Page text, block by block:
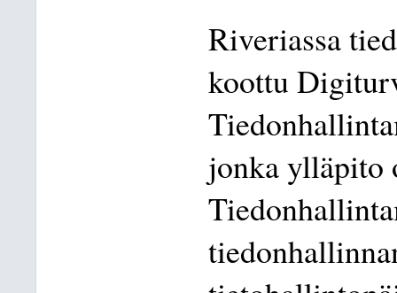
Riveriassa
koottu
jonka ylläpito